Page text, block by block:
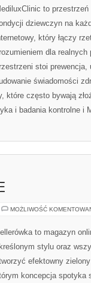
to
dziewczyn na
który łączy
dla
stoi prewencja,
świadomości
które często bywają
i badania kontrolne i
MOŻLIWOŚĆ
to magazyn
stylu oraz
efektowny
koncepcja spotyka